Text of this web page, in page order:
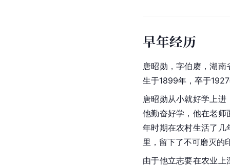
早年经历
唐昭勋，字伯赓，湖南
生于1899年，卒于
唐昭勋从小就好学上
他勤奋好学，他在老师
年时期在农村生活了几
里，留下了不可磨灭的
由于他立志要在农业上